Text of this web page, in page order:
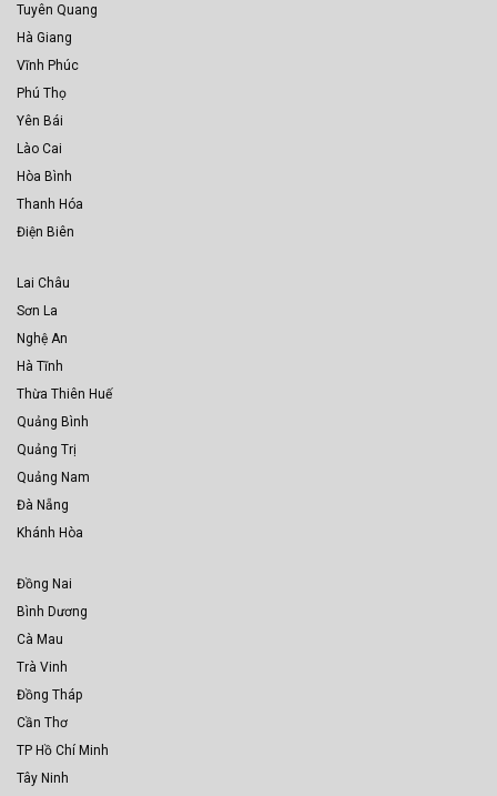
Tuyên Quang
Hà Giang
Vĩnh Phúc
Phú Thọ
Yên Bái
Lào Cai
Hòa Bình
Thanh Hóa
Điện Biên
Lai Châu
Sơn La
Nghệ An
Hà Tĩnh
Thừa Thiên Huế
Quảng Bình
Quảng Trị
Quảng Nam
Đà Nẵng
Khánh Hòa
Đồng Nai
Bình Dương
Cà Mau
Trà Vinh
Đồng Tháp
Cần Thơ
TP Hồ Chí Minh
Tây Ninh